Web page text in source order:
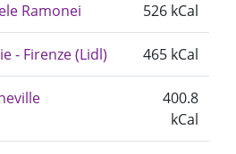
Ramonei 526 kCal
- Firenze (Lidl) 465 kCal
400.8
kCal